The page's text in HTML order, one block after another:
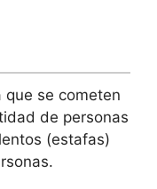
que se cometen
de personas
(estafas)